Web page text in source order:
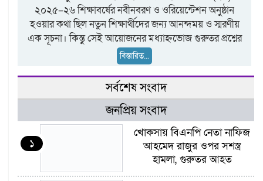
২০২৫–২৬ শিক্ষাবর্ষের নবীনবরণ ও ওরিয়েন্টেশন অনুষ্ঠান
হওয়ার কথা ছিল নতুন শিক্ষার্থীদের জন্য আনন্দময় ও স্মরণীয়
এক সূচনা। কিন্তু সেই আয়োজনের মধ্যাহ্নভোজ গুরুতর প্রশ্নের
বিস্তারিত...
সর্বশেষ সংবাদ
জনপ্রিয় সংবাদ
১
খোকসায় বিএনপি নেতা নাফিজ
আহমেদ রাজুর ওপর সশস্ত্র
হামলা, গুরুতর আহত